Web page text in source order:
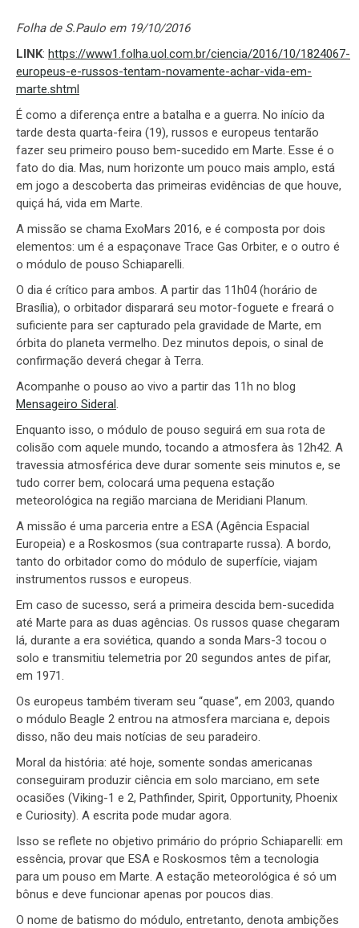
Folha de S.Paulo em 19/10/2016
LINK: https://www1.folha.uol.com.br/ciencia/2016/10/1824067-
europeus-e-russos-tentam-novamente-achar-vida-em-
marte.shtml
É como a diferença entre a batalha e a guerra. No início da
tarde desta quarta-feira (19), russos e europeus tentarão
fazer seu primeiro pouso bem-sucedido em Marte. Esse é o
fato do dia. Mas, num horizonte um pouco mais amplo, está
em jogo a descoberta das primeiras evidências de que houve,
quiçá há, vida em Marte.
A missão se chama ExoMars 2016, e é composta por dois
elementos: um é a espaçonave Trace Gas Orbiter, e o outro é
o módulo de pouso Schiaparelli.
O dia é crítico para ambos. A partir das 11h04 (horário de
Brasília), o orbitador disparará seu motor-foguete e freará o
suficiente para ser capturado pela gravidade de Marte, em
órbita do planeta vermelho. Dez minutos depois, o sinal de
confirmação deverá chegar à Terra.
Acompanhe o pouso ao vivo a partir das 11h no blog
Mensageiro Sideral.
Enquanto isso, o módulo de pouso seguirá em sua rota de
colisão com aquele mundo, tocando a atmosfera às 12h42. A
travessia atmosférica deve durar somente seis minutos e, se
tudo correr bem, colocará uma pequena estação
meteorológica na região marciana de Meridiani Planum.
A missão é uma parceria entre a ESA (Agência Espacial
Europeia) e a Roskosmos (sua contraparte russa). A bordo,
tanto do orbitador como do módulo de superfície, viajam
instrumentos russos e europeus.
Em caso de sucesso, será a primeira descida bem-sucedida
até Marte para as duas agências. Os russos quase chegaram
lá, durante a era soviética, quando a sonda Mars-3 tocou o
solo e transmitiu telemetria por 20 segundos antes de pifar,
em 1971.
Os europeus também tiveram seu “quase”, em 2003, quando
o módulo Beagle 2 entrou na atmosfera marciana e, depois
disso, não deu mais notícias de seu paradeiro.
Moral da história: até hoje, somente sondas americanas
conseguiram produzir ciência em solo marciano, em sete
ocasiões (Viking-1 e 2, Pathfinder, Spirit, Opportunity, Phoenix
e Curiosity). A escrita pode mudar agora.
Isso se reflete no objetivo primário do próprio Schiaparelli: em
essência, provar que ESA e Roskosmos têm a tecnologia
para um pouso em Marte. A estação meteorológica é só um
bônus e deve funcionar apenas por poucos dias.
O nome de batismo do módulo, entretanto, denota ambições